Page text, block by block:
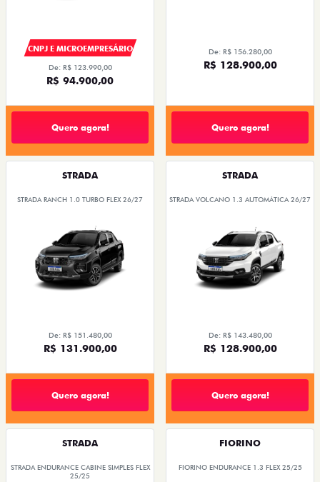
CNPJ E MICROEMPRESÁRIO
De: R$ 123.990,00
R$ 94.900,00
Quero agora!
De: R$ 156.280,00
R$ 128.900,00
Quero agora!
STRADA
STRADA RANCH 1.0 TURBO FLEX 26/27
De: R$ 151.480,00
R$ 131.900,00
Quero agora!
STRADA
STRADA VOLCANO 1.3 AUTOMÁTICA 26/27
De: R$ 143.480,00
R$ 128.900,00
Quero agora!
STRADA
STRADA ENDURANCE CABINE SIMPLES FLEX
25/25
FIORINO
FIORINO ENDURANCE 1.3 FLEX 25/25